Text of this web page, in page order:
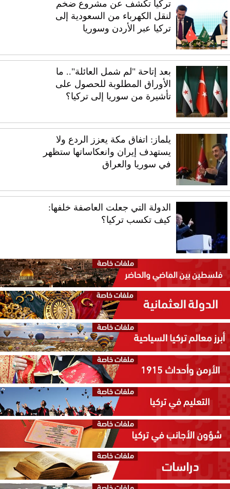
تركيا تكشف عن مشروع ضخم
لنقل الكهرباء من السعودية إلى
تركيا عبر الأردن وسوريا
بعد إتاحة "لم شمل العائلة".. ما
الأوراق المطلوبة للحصول على
تأشيرة من سوريا إلى تركيا؟
يلماز: اتفاق مكة يعزز الردع ولا
يستهدف إيران وانعكاساتها ستظهر
في سوريا والعراق
الدولة التي جعلت العاصفة خلفها:
كيف تكسب تركيا؟